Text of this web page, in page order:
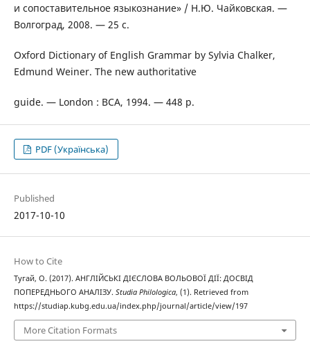
и сопоставительное языкознание» / Н.Ю. Чайковская. —
Волгоград, 2008. — 25 с.
Oxford Dictionary of English Grammar by Sylvia Chalker,
Edmund Weiner. The new authoritative
guide. — London : BCA, 1994. — 448 p.
PDF (Українська)
Published
2017-10-10
How to Cite
Тугай, О. (2017). АНГЛІЙСЬКІ ДІЄСЛОВА ВОЛЬОВОЇ ДІЇ: ДОСВІД
ПОПЕРЕДНЬОГО АНАЛІЗУ. Studia Philologica, (1). Retrieved from
https://studiap.kubg.edu.ua/index.php/journal/article/view/197
More Citation Formats